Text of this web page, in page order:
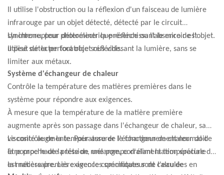
Il utilise l'obstruction ou la réflexion d'un faisceau de lumière
infrarouge par un objet détecté, détecté par le circuit
synchrone, pour déterminer la présence ou l'absence de l'objet.
Il peut détecter tout objet réfléchissant la lumière, sans se
limiter aux métaux.
Un interrupteur photoélectrique réfléchissant le miroir est
utilisé sur la perforatrice sous vide.
Système d'échangeur de chaleur
Contrôle la température des matières premières dans le
système pour répondre aux exigences.
À mesure que la température de la matière première
augmente après son passage dans l'échangeur de chaleur, sa
viscosité augmente. Pour assurer le fonctionnement normal de
la pompe haute pression, une pompe d'alimentation spéciale
est nécessaire. Les exigences spécifiques sont calculées en
Le contrôle de la température de l'échangeur de chaleur doit
être proche de la tête de mélange, corrélant la température de
la matière première avec le commutateur de l'eau de